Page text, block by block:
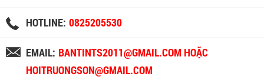
HOTLINE: 0825205530
EMAIL: BANTINTS2011@GMAIL.COM HOẶC
HOITRUONGSON@GMAIL.COM